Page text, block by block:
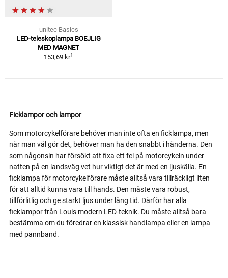
unitec Basics
LED-teleskoplampa BOEJLIG
MED MAGNET
153,69 kr1
Ficklampor och lampor
Som motorcykelförare behöver man inte ofta en ficklampa, men
när man väl gör det, behöver man ha den snabbt i händerna. Den
som någonsin har försökt att fixa ett fel på motorcykeln under
natten på en landsväg vet hur viktigt det är med en ljuskälla. En
ficklampa för motorcykelförare måste alltså vara tillräckligt liten
för att alltid kunna vara till hands. Den måste vara robust,
tillförlitlig och ge starkt ljus under lång tid. Därför har alla
ficklampor från Louis modern LED-teknik. Du måste alltså bara
bestämma om du föredrar en klassisk handlampa eller en lampa
med pannband.